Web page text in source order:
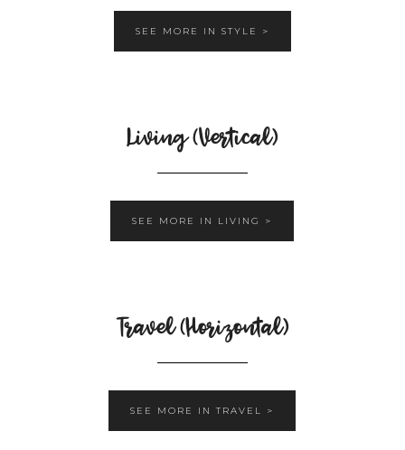
SEE MORE IN STYLE >
Living (Vertical)
SEE MORE IN LIVING >
Travel (Horizontal)
SEE MORE IN TRAVEL >